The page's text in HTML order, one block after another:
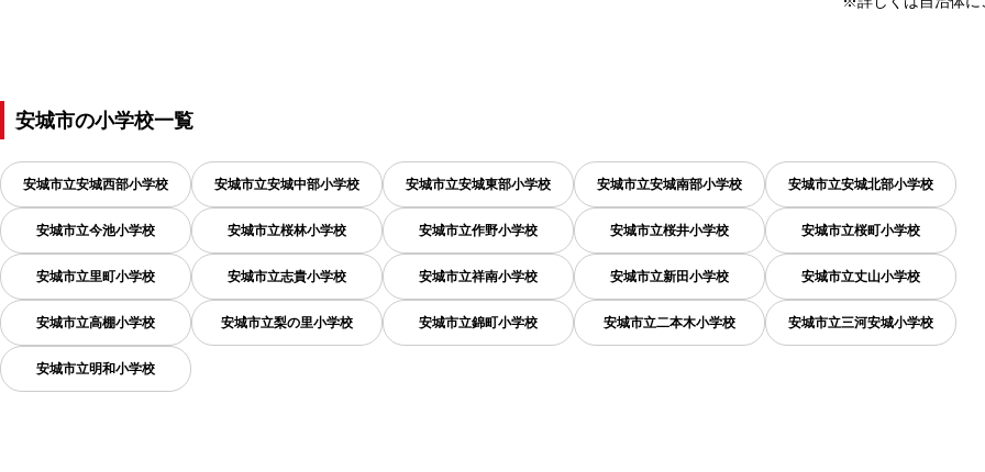
安城市の小学校一覧
安城市立安城西部小学校 安城市立安城中部小学校 安城市立安城東部小学校 安城市立安城南部小学校 安城市立安城北部小学校
安城市立今池小学校 安城市立桜林小学校 安城市立作野小学校 安城市立桜井小学校 安城市立桜町小学校
安城市立里町小学校 安城市立志貴小学校 安城市立祥南小学校 安城市立新田小学校 安城市立丈山小学校
安城市立高棚小学校 安城市立梨の里小学校 安城市立錦町小学校 安城市立二本木小学校 安城市立三河安城小学校
安城市立明和小学校